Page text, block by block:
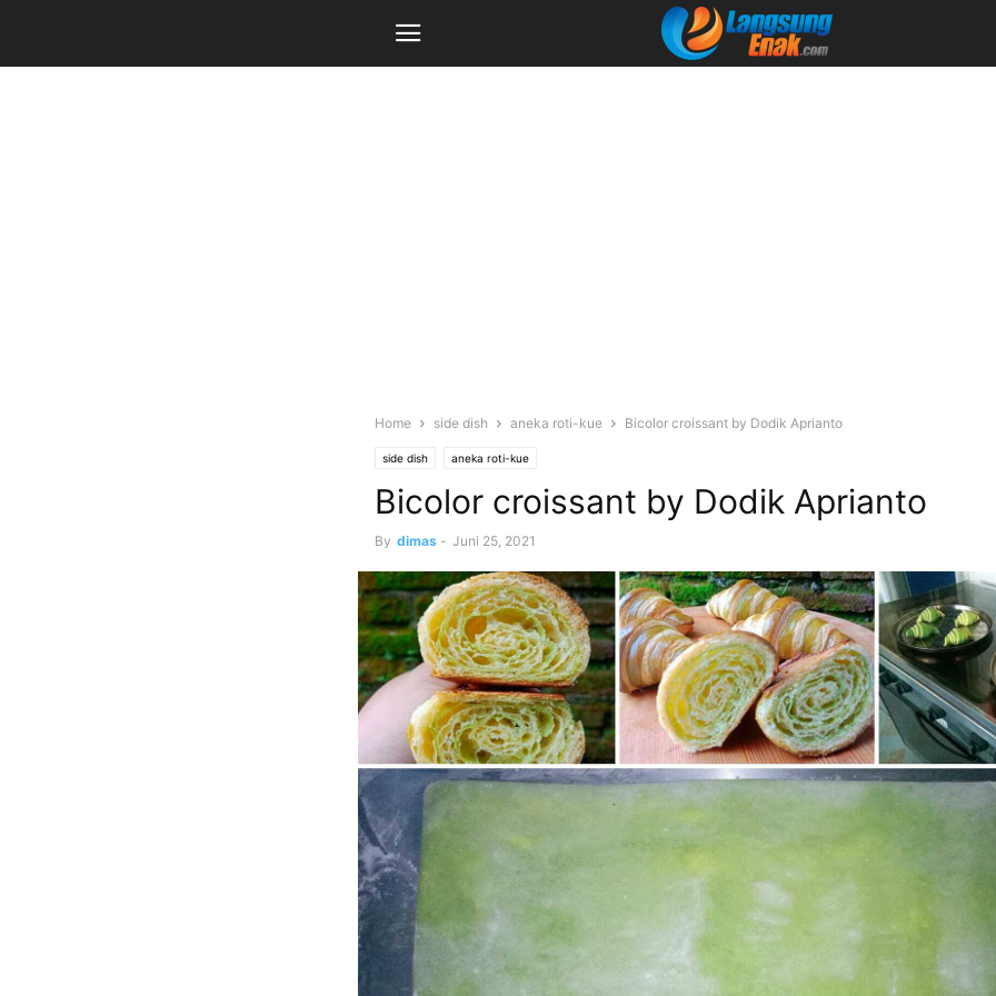
Home side dish aneka roti-kue Bicolor croissant by Dodik Aprianto
side dish aneka roti-kue
Bicolor croissant by Dodik Aprianto
By dimas - Juni 25, 2021